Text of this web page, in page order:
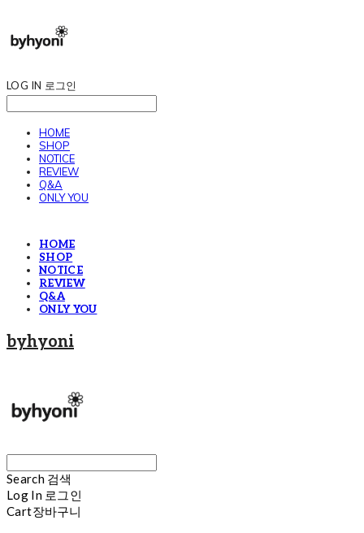
LOG IN 로그인
HOME
SHOP
NOTICE
REVIEW
Q&A
ONLY YOU
HOME
SHOP
NOTICE
REVIEW
Q&A
ONLY YOU
byhyoni
Search 검색
Log In 로그인
Cart장바구니